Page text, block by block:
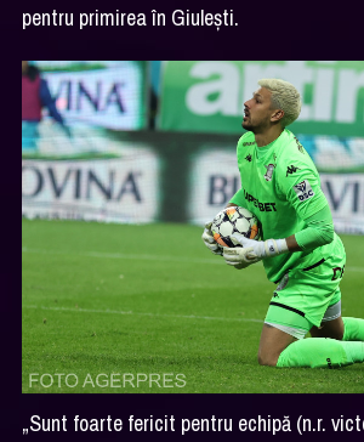
pentru primirea în Giulești.
„Sunt foarte fericit pentru echipă (n.r.